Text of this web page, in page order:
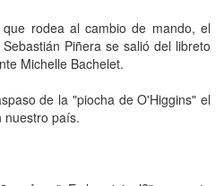
rodea al cambio de mando, el
Piñera se salió del libreto
Michelle Bachelet.
de la "piocha de O'Higgins" el
nuestro país.